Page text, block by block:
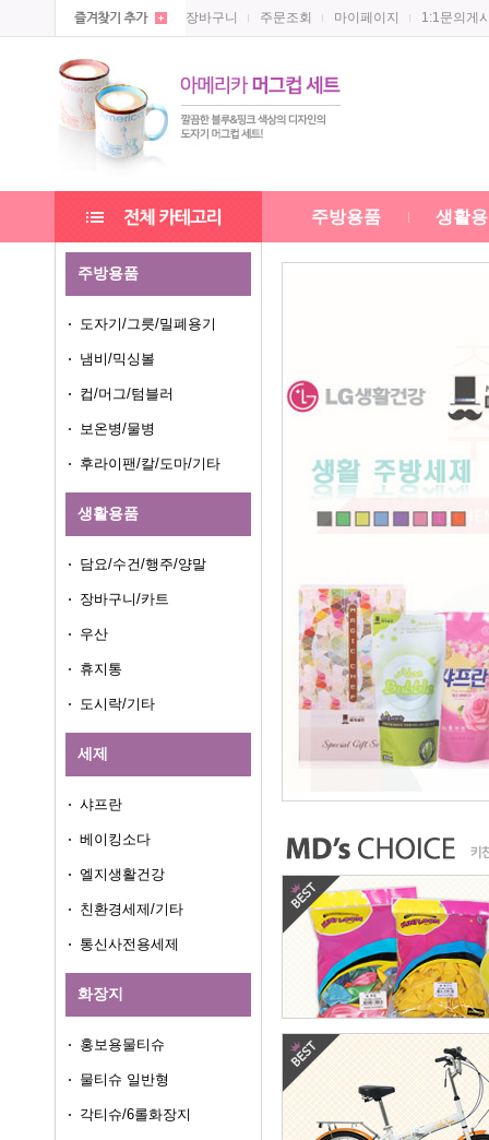
장바구니 주문조회 마이페이지 1:1문의게
주방용품 생활
주방용품
도자기/그릇/밀폐용기
냄비/믹싱볼
컵/머그/텀블러
보온병/물병
후라이팬/칼/도마/기타
생활용품
담요/수건/행주/양말
장바구니/카트
우산
휴지통
도시락/기타
세제
샤프란
베이킹소다
엘지생활건강
친환경세제/기타
통신사전용세제
화장지
홍보용물티슈
물티슈 일반형
각티슈/6롤화장지